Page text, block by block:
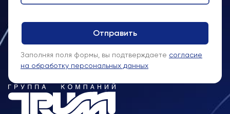
Заполняя поля формы, вы подтверждаете согласие
на обработку персональных данных